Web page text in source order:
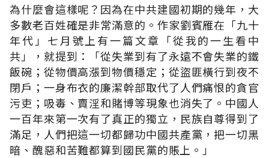
為什麼會這樣呢？因為在中共建國初期的幾年，大
多數老百姓確是非常滿意的。作家劉賓雁在「九十
年代」七月號上有一篇文章「從我的一生看中
共」，就提到：「從失業到有了永遠不會失業的鐵
飯碗；從物價高漲到物價穩定；從盜匪橫行到夜不
閉戶；一身布衣的廉潔幹部取代了人們痛恨的貪官
污吏；吸毒、賣淫和賭博等現象也消失了。中國人
一百年來第一次有了真正的獨立，民族自尊得到了
滿足，人們把這一切都歸功中國共產黨，把一切黑
暗、醜惡和苦難都算到國民黨的賬上。」